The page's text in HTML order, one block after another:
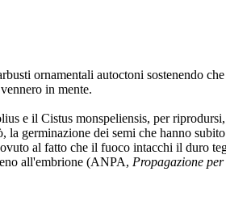
ornamentali autoctoni sostenendo
in mente.
e il Cistus monspeliensis, per
germinazione dei semi che hanno
al fatto che il fuoco intacchi il duro
all'embrione (ANPA, Propagazione